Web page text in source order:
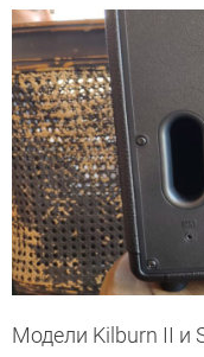
Модели Kilburn II и